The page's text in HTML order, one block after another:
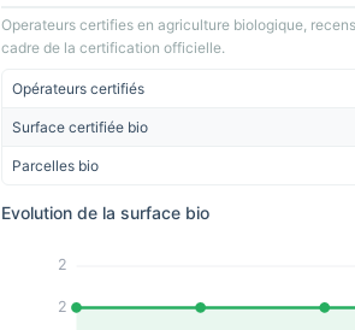
Operateurs certifies en agriculture biologique,
cadre de la certification officielle.
Opérateurs certifiés
Surface certifiée bio
Parcelles bio
Evolution de la surface bio
2
2